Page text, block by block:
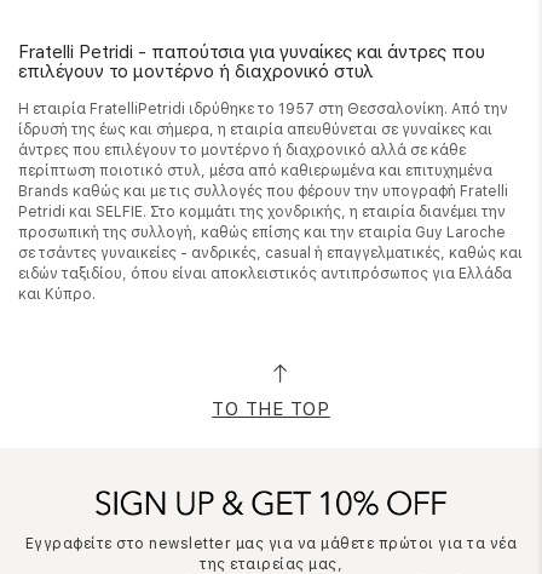
Fratelli Petridi - παπούτσια για γυναίκες και άντρες που
επιλέγουν το μοντέρνο ή διαχρονικό στυλ
Η εταιρία FratelliPetridi ιδρύθηκε το 1957 στη Θεσσαλονίκη. Από την
ίδρυσή της έως και σήμερα, η εταιρία απευθύνεται σε γυναίκες και
άντρες που επιλέγουν το μοντέρνο ή διαχρονικό αλλά σε κάθε
περίπτωση ποιοτικό στυλ, μέσα από καθιερωμένα και επιτυχημένα
Brands καθώς και με τις συλλογές που φέρουν την υπογραφή Fratelli
Petridi και SELFIE. Στο κομμάτι της χονδρικής, η εταιρία διανέμει την
προσωπική της συλλογή, καθώς επίσης και την εταιρία Guy Laroche
σε τσάντες γυναικείες - ανδρικές, casual ή επαγγελματικές, καθώς και
ειδών ταξιδίου, όπου είναι αποκλειστικός αντιπρόσωπος για Ελλάδα
και Κύπρο.
TO THE TOP
Εγγραφείτε στο newsletter μας για να μάθετε πρώτοι για τα νέα
της εταιρείας μας,